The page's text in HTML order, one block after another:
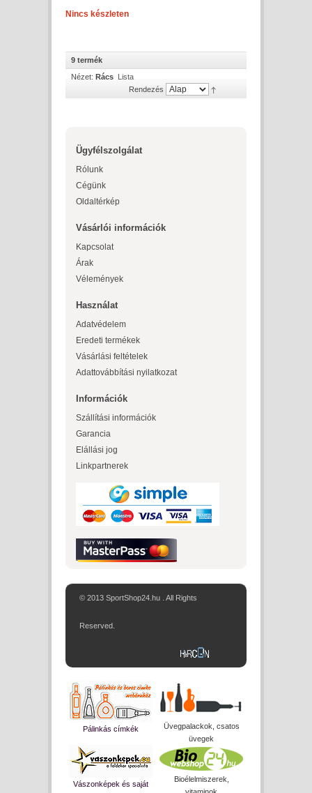
Nincs készleten
9 termék
Nézet: Rács Lista
Rendezés
Ügyfélszolgálat
Rólunk
Cégünk
Oldaltérkép
Vásárlói információk
Kapcsolat
Árak
Vélemények
Használat
Adatvédelem
Eredeti termékek
Vásárlási feltételek
Adattovábbítási nyilatkozat
Információk
Szállítási információk
Garancia
Elállási jog
Linkpartnerek
© 2013 SportShop24.hu . All Rights
Reserved.
Pálinkás címkék
Üvegpalackok, csatos
üvegek
Vászonképek és saját
Bioélelmiszerek,